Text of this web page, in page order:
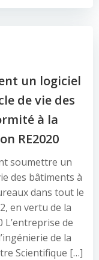
un logiciel
de vie des
à la
RE2020
soumettre un
des bâtiments à
dans tout le
en vertu de la
de
de la
Scientifique […]